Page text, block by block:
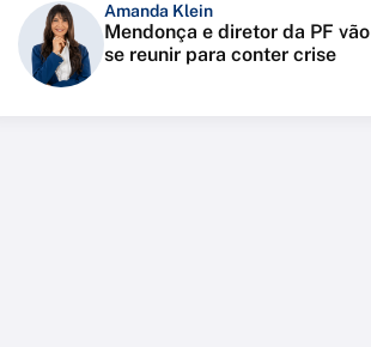
Amanda Klein
Mendonça e diretor da PF vão
se reunir para conter crise